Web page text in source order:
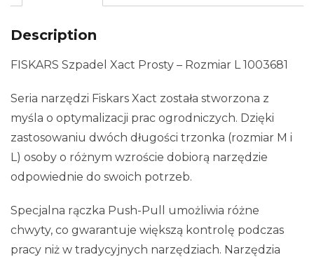
Description
FISKARS Szpadel Xact Prosty – Rozmiar L 1003681
Seria narzędzi Fiskars Xact została stworzona z
myśla o optymalizacji prac ogrodniczych. Dzięki
zastosowaniu dwóch długości trzonka (rozmiar M i
L) osoby o różnym wzroście dobiorą narzędzie
odpowiednie do swoich potrzeb.
Specjalna rączka Push-Pull umożliwia różne
chwyty, co gwarantuje większą kontrolę podczas
pracy niż w tradycyjnych narzędziach. Narzędzia